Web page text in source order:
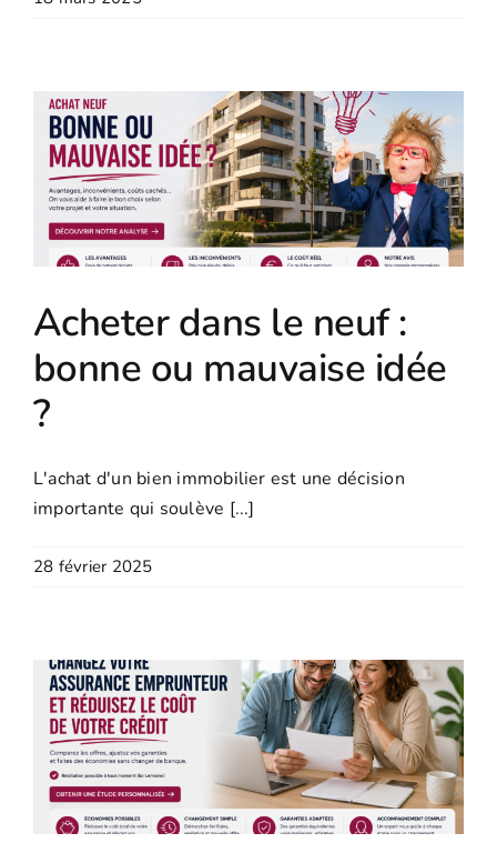
Acheter dans le neuf :
bonne ou mauvaise idée
?
L'achat d'un bien immobilier est une décision
importante qui soulève [...]
28 février 2025